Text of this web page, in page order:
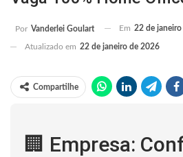
Por Vanderlei Goulart Em 22 de
Atualizado em 22 de janeiro de 2026
Compartilhe
🏢 Empresa: